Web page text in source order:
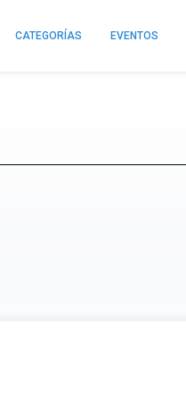
CATEGORÍAS EVENTOS